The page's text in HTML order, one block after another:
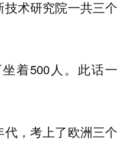
术研究院一共三个
着500人。此话一
，考上了欧洲三个